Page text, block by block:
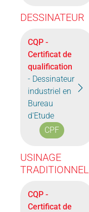
DESSINATEUR
CQP -
Certificat de
qualification
- Dessinateur
industriel en
Bureau
d'Etude
CPF
USINAGE
TRADITIONNEL
CQP -
Certificat de